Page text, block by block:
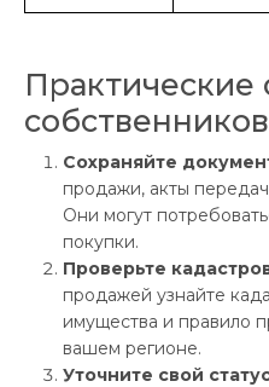
Практические
собственников
Сохраняйте
продажи, акты
Они могут
покупки.
Проверьте
продажей узнайте
имущества и правило
вашем регионе.
Уточните свой